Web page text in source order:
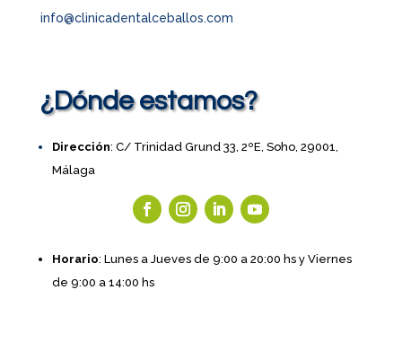
info@clinicadentalceballos.com
¿Dónde estamos?
Dirección: C/ Trinidad Grund 33, 2ºE, Soho, 29001,
Málaga
Horario: Lunes a Jueves de 9:00 a 20:00 hs y Viernes
de 9:00 a 14:00 hs